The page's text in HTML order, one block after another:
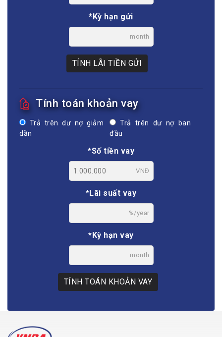
*Kỳ hạn gửi
month
TÍNH LÃI TIỀN GỬI
Tính toán khoản vay
Trả trên dư nợ giảm
dần
Trả trên dư nợ ban
đầu
*Số tiền vay
VNĐ
*Lãi suất vay
%/year
*Kỳ hạn vay
month
TÍNH TOÁN KHOẢN VAY